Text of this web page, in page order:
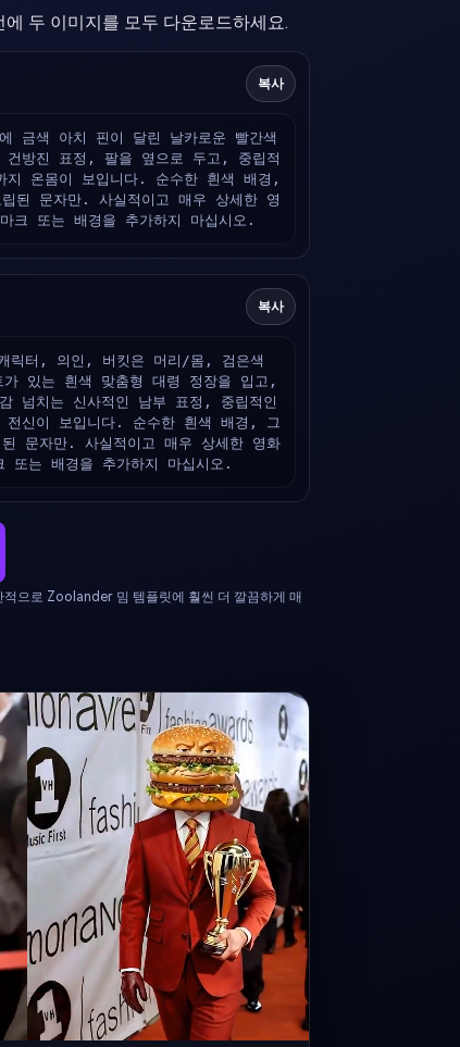
두 이미지를 모두 다운로드하세요.
복사
금색 아치 핀이 달린 날카로운 빨간색
방진 표정, 팔을 옆으로 두고, 중립적
온몸이 보입니다. 순수한 흰색 배경,
된 문자만. 사실적이고 매우 상세한 영
또는 배경을 추가하지 마십시오.
복사
릭터, 의인, 버킷은 머리/몸, 검은색
가 있는 흰색 맞춤형 대령 정장을 입고,
넘치는 신사적인 남부 표정, 중립적인
신이 보입니다. 순수한 흰색 배경, 그
문자만. 사실적이고 매우 상세한 영화
는 배경을 추가하지 마십시오.
으로 Zoolander 밈 템플릿에 훨씬 더 깔끔하게 매